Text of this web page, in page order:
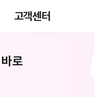
고객센터
로